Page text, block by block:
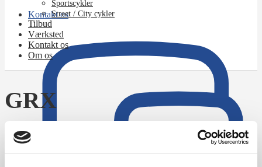
Kontakt os
Sportscykler
Street / City cykler
Tilbud
Værksted
Kontakt os
Om os
GRX
Forside